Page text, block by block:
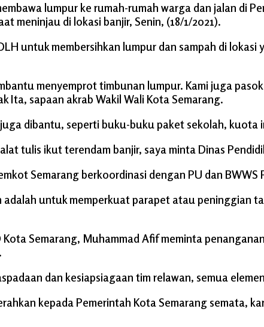
lumpur ke rumah-rumah warga dan jalan di
meninjau di lokasi banjir, Senin, (18/1/2021).
untuk membersihkan lumpur dan sampah di
menyemprot timbunan lumpur. Kami juga
Ita, sapaan akrab Wakil Wali Kota Semarang.
dibantu, seperti buku-buku paket sekolah, kuota
tulis ikut terendam banjir, saya minta Dinas
Semarang berkoordinasi dengan PU dan
adalah untuk memperkuat parapet atau peninggian
Semarang, Muhammad Afif meminta
dan kesiapsiagaan tim relawan, semua
kepada Pemerintah Kota Semarang semata,